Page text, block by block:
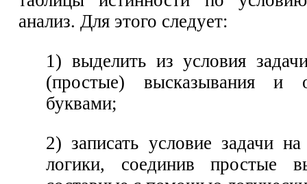
анализ. Для этого следует:
1) выделить из условия
(простые) высказывания и
буквами;
2) записать условие задачи
логики, соединив простые